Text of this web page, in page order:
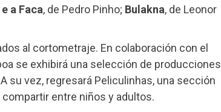
a Faca, de Pedro Pinho; Bulakna, de Leonor
al cortometraje. En colaboración con el
se exhibirá una selección de producciones
su vez, regresará Peliculinhas, una sección
entre niños y adultos.